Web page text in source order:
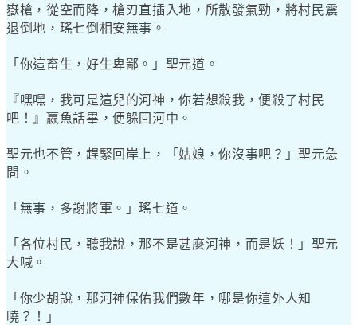
嶽槍，從空而降，槍刃直插入地，所散發氣勁，將村民震
退倒地，瑤七倒相安無事。
「你這畜生，好生卑鄙。」聖元道。
『嘿嘿，我可是這兒的河神，你若想殺我，便殺了村民
吧！』嬴魚話畢，便躲回河中。
聖元也不管，趕緊回岸上，「姑娘，你沒事吧？」聖元急
問。
「無事，多謝將軍。」瑤七道。
「各位村民，聽我說，那不是甚麼河神，而是妖！」聖元
大喊。
「你少胡說，那河神保佑我們數年，哪是你這外人知
曉？！」